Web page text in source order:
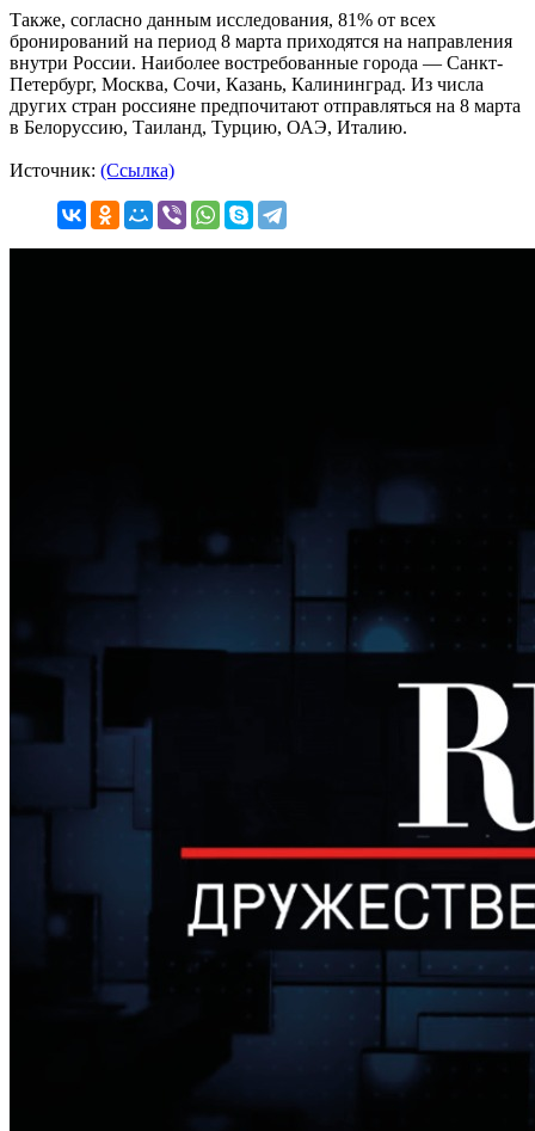
Также, согласно данным исследования, 81% от всех
бронирований на период 8 марта приходятся на направления
внутри России. Наиболее востребованные города — Санкт-
Петербург, Москва, Сочи, Казань, Калининград. Из числа
других стран россияне предпочитают отправляться на 8 марта
в Белоруссию, Таиланд, Турцию, ОАЭ, Италию.
Источник: (Ссылка)